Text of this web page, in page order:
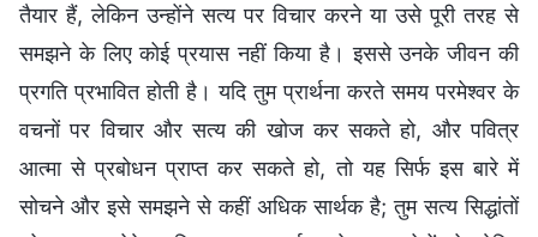
तैयार हैं, लेकिन उन्होंने सत्य पर विचार करने या उसे पूरी तरह से
समझने के लिए कोई प्रयास नहीं किया है। इससे उनके जीवन की
प्रगति प्रभावित होती है। यदि तुम प्रार्थना करते समय परमेश्वर के
वचनों पर विचार और सत्य की खोज कर सकते हो, और पवित्र
आत्मा से प्रबोधन प्राप्त कर सकते हो, तो यह सिर्फ इस बारे में
सोचने और इसे समझने से कहीं अधिक सार्थक है; तुम सत्य सिद्धांतों